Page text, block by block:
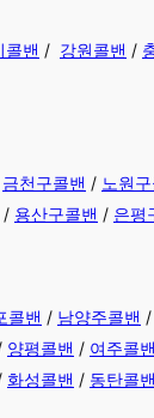
콜밴 / 강원콜밴 /
금천구콜밴 / 노원
/ 용산구콜밴 / 은평
콜밴 / 남양주콜밴 /
양평콜밴 / 여주콜밴
화성콜밴 / 동탄콜밴